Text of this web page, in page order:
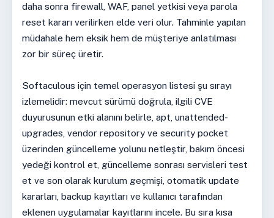
daha sonra firewall, WAF, panel yetkisi veya parola
reset kararı verilirken elde veri olur. Tahminle yapılan
müdahale hem eksik hem de müşteriye anlatılması
zor bir süreç üretir.
Softaculous için temel operasyon listesi şu sırayı
izlemelidir: mevcut sürümü doğrula, ilgili CVE
duyurusunun etki alanını belirle, apt, unattended-
upgrades, vendor repository ve security pocket
üzerinden güncelleme yolunu netleştir, bakım öncesi
yedeği kontrol et, güncelleme sonrası servisleri test
et ve son olarak kurulum geçmişi, otomatik update
kararları, backup kayıtları ve kullanıcı tarafından
eklenen uygulamalar kayıtlarını incele. Bu sıra kısa